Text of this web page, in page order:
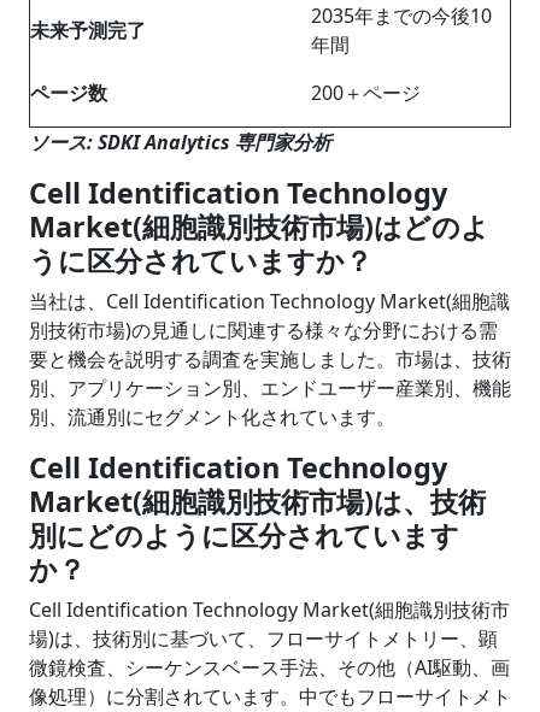
未来予測完了
2035年までの今後10
年間
ページ数
200＋ページ
ソース: SDKI Analytics 専門家分析
Cell Identification Technology
Market(細胞識別技術市場)はどのよ
うに区分されていますか？
当社は、Cell Identification Technology Market(細胞識
別技術市場)の見通しに関連する様々な分野における需
要と機会を説明する調査を実施しました。市場は、技術
別、アプリケーション別、エンドユーザー産業別、機能
別、流通別にセグメント化されています。
Cell Identification Technology
Market(細胞識別技術市場)は、技術
別にどのように区分されています
か？
Cell Identification Technology Market(細胞識別技術市
場)は、技術別に基づいて、フローサイトメトリー、顕
微鏡検査、シーケンスベース手法、その他（AI駆動、画
像処理）に分割されています。中でもフローサイトメト